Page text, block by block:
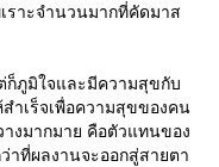
ราะจำนวนมากที่คัดมาส
ก็ภูมิใจและมีความสุขกับ
ำเร็จเพื่อความสุขของคน
งมากมาย คือตัวแทนของ
ที่ผลงานจะออกสู่สายตา